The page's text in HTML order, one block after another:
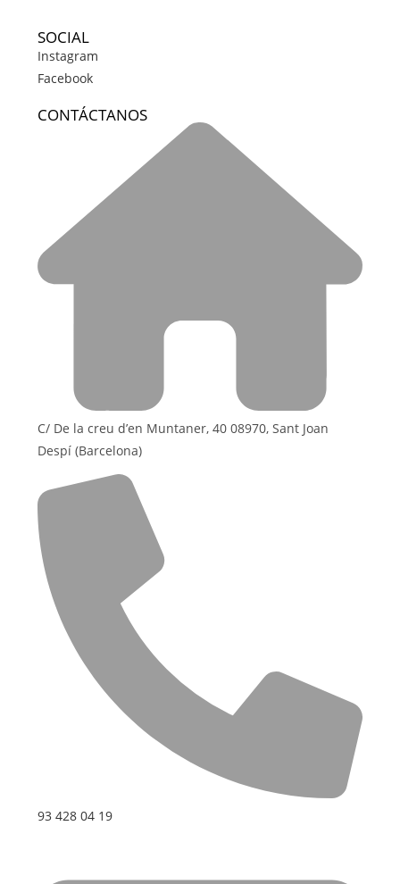
SOCIAL
Instagram
Facebook
CONTÁCTANOS
C/ De la creu d’en Muntaner, 40 08970, Sant Joan
Despí (Barcelona)
93 428 04 19